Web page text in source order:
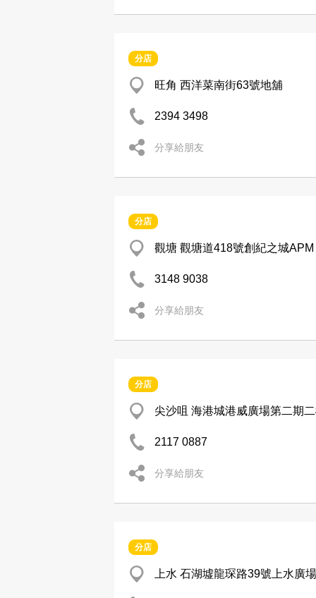
分店
旺角 西洋菜南街63號地舖
2394 3498
分享給朋友
分店
觀塘 觀塘道418號創紀之城
3148 9038
分享給朋友
分店
尖沙咀 海港城港威廣場第二期
2117 0887
分享給朋友
分店
上水 石湖墟龍琛路39號上水廣